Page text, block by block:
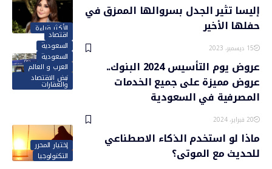
الأكثر قراءة
إليسا تثير الجدل بسروالها الممزق في
حفلها الأخير
15 ديسمبر، 2023
اقتصاد
السعودية
السعودية
العرب و العالم
نبض الاقتصاد
والعقارات
عروض يوم التأسيس 2024 البنوك..
عروض مميزة على جميع الخدمات
المصرفية في السعودية
20 فبراير، 2024
إختيار المحرر
التكنولوجيا
ماذا لو استخدم الذكاء الاصطناعي
للحديث مع الموتى؟